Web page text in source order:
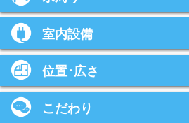
室内設備
位置･広さ
こだわり